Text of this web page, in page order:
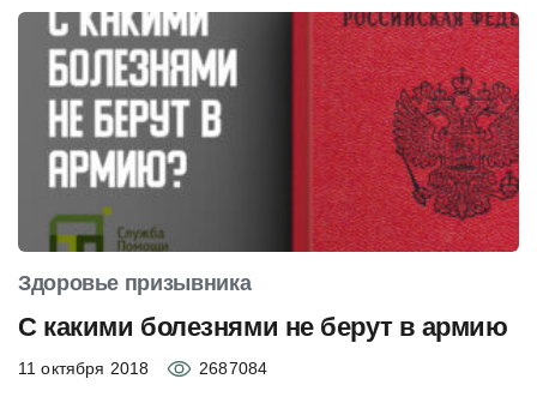
Здоровье призывника
С какими болезнями не берут в армию
11 октября 2018 2687084